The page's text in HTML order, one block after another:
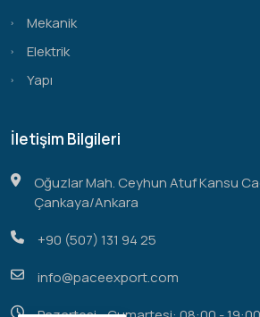
Mekanik
Elektrik
Yapı
İletişim Bilgileri
Oğuzlar Mah. Ceyhun Atuf Kansu
Çankaya/Ankara
+90 (507) 131 94 25
info@paceexport.com